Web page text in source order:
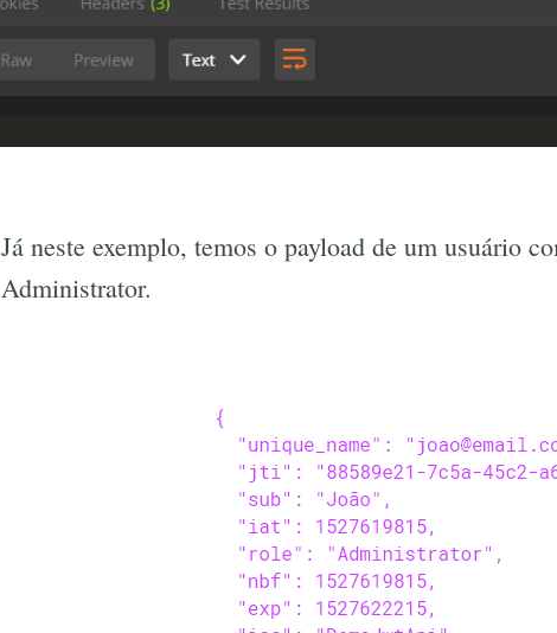
Já neste exemplo, temos o payload de um usuário
Administrator.